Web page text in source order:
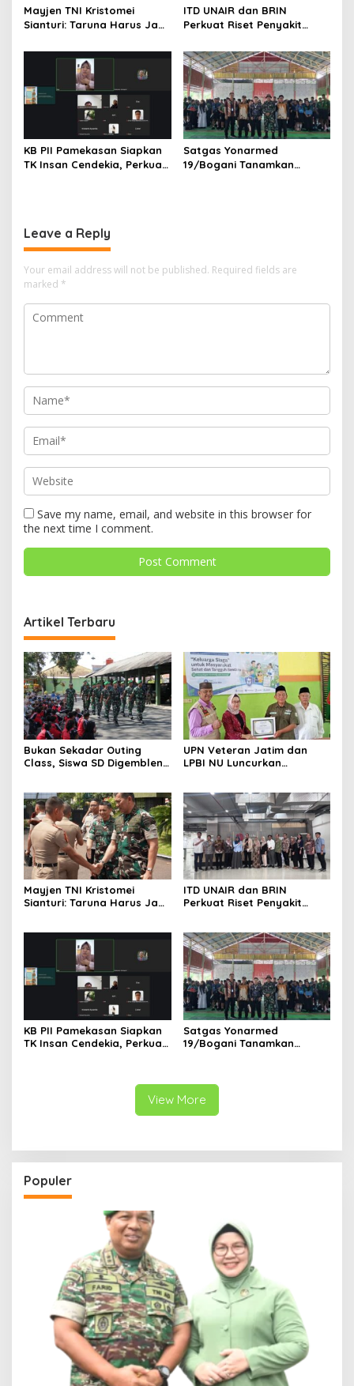
Mayjen TNI Kristomei
Sianturi: Taruna Harus Jadi
ITD UNAIR dan BRIN
Perkuat Riset Penyakit
Kesehatan Nasional
KB PII Pamekasan Siapkan
TK Insan Cendekia, Perkuat
Satgas Yonarmed
19/Bogani Tanamkan
Leave a Reply
Your email address will not be published. Required fields are
marked *
Save my name, email, and website in this browser for
the next time I comment.
Artikel Terbaru
Bukan Sekadar Outing
Class, Siswa SD Digembleng
UPN Veteran Jatim dan
LPBI NU Luncurkan
Mayjen TNI Kristomei
Sianturi: Taruna Harus Jadi
ITD UNAIR dan BRIN
Perkuat Riset Penyakit
KB PII Pamekasan Siapkan
TK Insan Cendekia, Perkuat
Satgas Yonarmed
19/Bogani Tanamkan
View More
Populer